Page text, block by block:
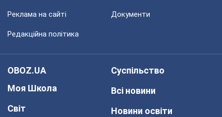
Реклама на сайті Документи
Редакційна політика
OBOZ.UA
Моя Школа
Світ
Суспільство
Всі новини
Новини освіти